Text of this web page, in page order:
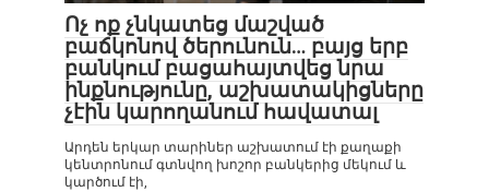
Ոչ ոք չնկատեց մաշված
բաճկոնով ծերունուն… բայց երբ
բանկում բացահայտվեց նրա
ինքնությունը, աշխատակիցները
չէին կարողանում հավատալ
Արդեն երկար տարիներ աշխատում էի քաղաքի
կենտրոնում գտնվող խոշոր բանկերից մեկում և
կարծում էի,